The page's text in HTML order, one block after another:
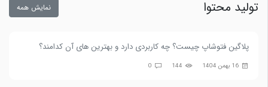
تولید محتوا نمایش همه
پلاگین فتوشاپ چیست؟ چه کاربردی دارد و بهترین های آن کدامند؟
16 بهمن 1404 144
0